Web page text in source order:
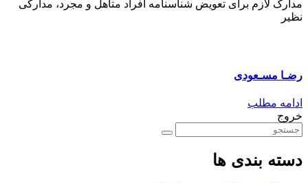
مدارک لازم برای تعویض شناسنامه افراد متاهل و مجرد، مدارکی
نظیر
رضـا مسـعودی
ادامه مطلب
خروج
دسته بندی ها